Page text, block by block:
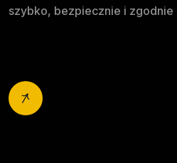
szybko, bezpiecznie i zgodnie